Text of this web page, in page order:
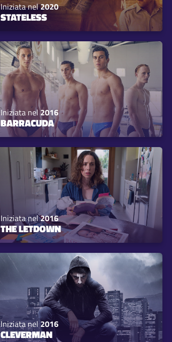
Iniziata nel2020
STATELESS
Iniziata nel2016
BARRACUDA
Iniziata nel2016
THE LETDOWN
Iniziata nel2016
CLEVERMAN